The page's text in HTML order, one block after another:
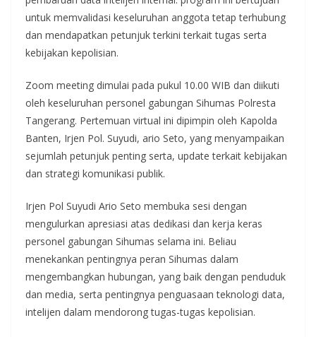
untuk memvalidasi keseluruhan anggota tetap terhubung
dan mendapatkan petunjuk terkini terkait tugas serta
kebijakan kepolisian.
Zoom meeting dimulai pada pukul 10.00 WIB dan diikuti
oleh keseluruhan personel gabungan Sihumas Polresta
Tangerang. Pertemuan virtual ini dipimpin oleh Kapolda
Banten, Irjen Pol. Suyudi, ario Seto, yang menyampaikan
sejumlah petunjuk penting serta, update terkait kebijakan
dan strategi komunikasi publik.
Irjen Pol Suyudi Ario Seto membuka sesi dengan
mengulurkan apresiasi atas dedikasi dan kerja keras
personel gabungan Sihumas selama ini. Beliau
menekankan pentingnya peran Sihumas dalam
mengembangkan hubungan, yang baik dengan penduduk
dan media, serta pentingnya penguasaan teknologi data,
intelijen dalam mendorong tugas-tugas kepolisian.